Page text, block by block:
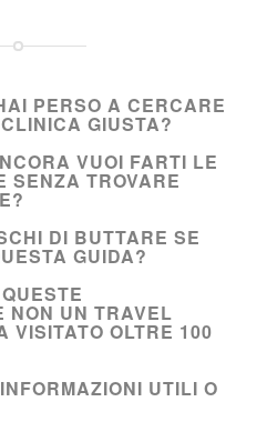
PERSO A CERCARE
GIUSTA?
VUOI FARTI LE
SENZA TROVARE
DI BUTTARE SE
GUIDA?
NON UN TRAVEL
VISITATO OLTRE 100
UTILI O